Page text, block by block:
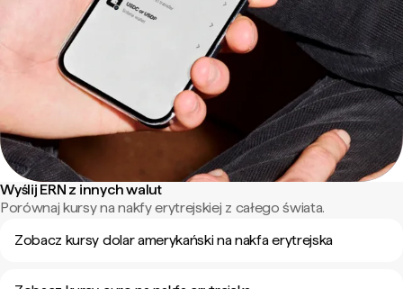
Wyślij ERN z innych walut
Porównaj kursy na nakfy erytrejskiej z całego świata.
Zobacz kursy dolar amerykański na nakfa erytrejska